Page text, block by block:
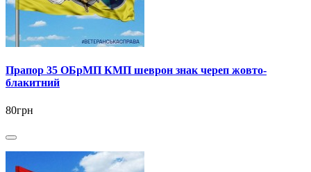
Прапор 35 ОБрМП КМП шеврон знак череп жовто-
блакитний
80грн